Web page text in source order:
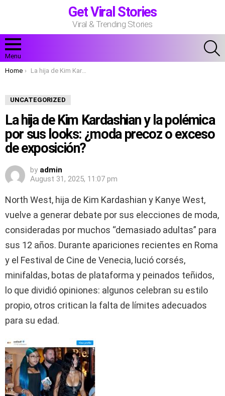
Get Viral Stories
Viral & Trending Stories
Menu
You are here:
Home La hija de Kim Kardashian y la polémica por sus looks: ¿moda precoz o exceso de exposición?
UNCATEGORIZED
La hija de Kim Kardashian y la polémica
por sus looks: ¿moda precoz o exceso
de exposición?
by admin
August 31, 2025, 11:07 pm
North West, hija de Kim Kardashian y Kanye West,
vuelve a generar debate por sus elecciones de moda,
consideradas por muchos “demasiado adultas” para
sus 12 años. Durante apariciones recientes en Roma
y el Festival de Cine de Venecia, lució corsés,
minifaldas, botas de plataforma y peinados teñidos,
lo que dividió opiniones: algunos celebran su estilo
propio, otros critican la falta de límites adecuados
para su edad.